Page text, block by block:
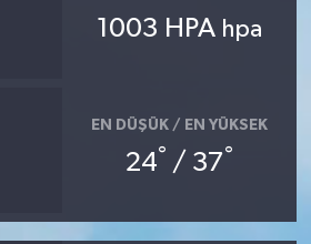
1003 HPA hpa
EN DÜŞÜK / EN YÜKSEK
24° / 37°